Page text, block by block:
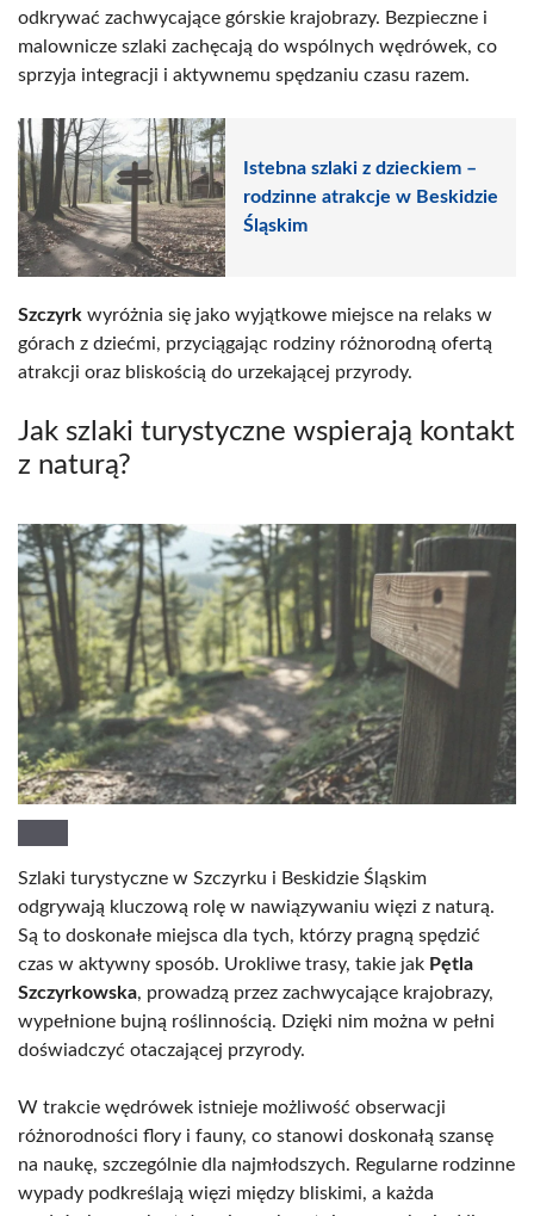
odkrywać zachwycające górskie krajobrazy. Bezpieczne i
malownicze szlaki zachęcają do wspólnych wędrówek, co
sprzyja integracji i aktywnemu spędzaniu czasu razem.
Istebna szlaki z dzieckiem –
rodzinne atrakcje w Beskidzie
Śląskim
Szczyrk wyróżnia się jako wyjątkowe miejsce na relaks w
górach z dziećmi, przyciągając rodziny różnorodną ofertą
atrakcji oraz bliskością do urzekającej przyrody.
Jak szlaki turystyczne wspierają kontakt
z naturą?
Szlaki turystyczne w Szczyrku i Beskidzie Śląskim
odgrywają kluczową rolę w nawiązywaniu więzi z naturą.
Są to doskonałe miejsca dla tych, którzy pragną spędzić
czas w aktywny sposób. Urokliwe trasy, takie jak Pętla
Szczyrkowska, prowadzą przez zachwycające krajobrazy,
wypełnione bujną roślinnością. Dzięki nim można w pełni
doświadczyć otaczającej przyrody.
W trakcie wędrówek istnieje możliwość obserwacji
różnorodności flory i fauny, co stanowi doskonałą szansę
na naukę, szczególnie dla najmłodszych. Regularne rodzinne
wypady podkreślają więzi między bliskimi, a każda